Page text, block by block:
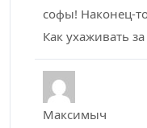
софы! Наконец-
Как ухаживать
Максимыч